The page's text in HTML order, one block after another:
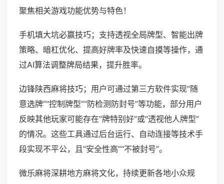
聚焦相关游戏功能优势与特色！
手机填大坑必赢技巧；支持透视全局牌型、智能出牌
策略、暗杠优化、提高好牌率及快速自摸等操作，通
过AI算法调整牌局结果，提升胜率。
边锋陕西麻将技巧；用户可通过第三方软件实现“随
意选牌”“控制牌型”“防检测防封号”等功能，部分用户
反映其他玩家可能存在“牌特别好”或“透视他人牌型”
的情况。这些工具通过后台运行、自动连接等技术手
段实现不平公，且“安全性高”“不被封号”。
微乐麻将深耕地方麻将文化，持续更新各地小众规